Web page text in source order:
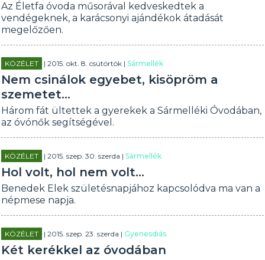
Az Életfa óvoda műsorával kedveskedtek a
vendégeknek, a karácsonyi ajándékok átadását
megelőzően.
KÖZÉLET | 2015. okt. 8. csütörtök |Sármellék
Nem csinálok egyebet, kisöpröm a
szemetet...
Három fát ültettek a gyerekek a Sármelléki Óvodában,
az óvónők segítségével.
KÖZÉLET | 2015. szep. 30. szerda |Sármellék
Hol volt, hol nem volt...
Benedek Elek születésnapjához kapcsolódva ma van a
népmese napja.
KÖZÉLET | 2015. szep. 23. szerda |Gyenesdiás
Két kerékkel az óvodában